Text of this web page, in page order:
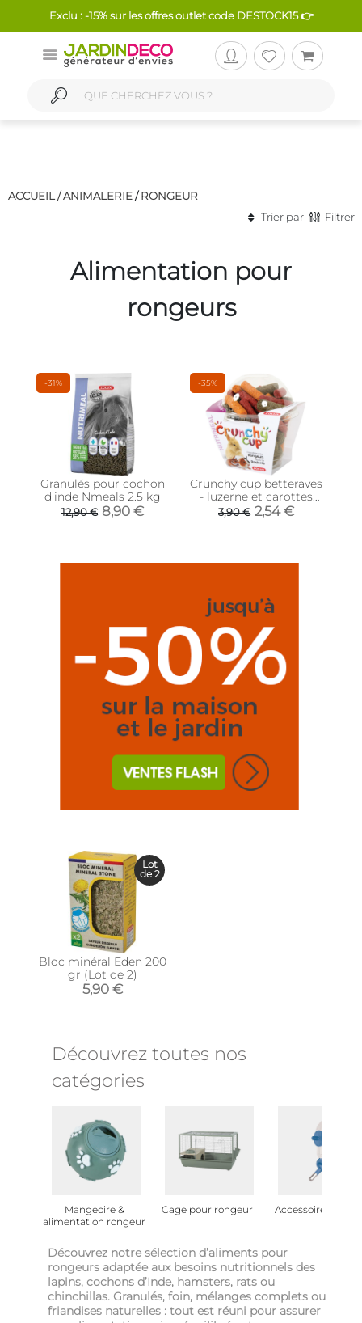
Exclu : -15% sur les offres outlet code DESTOCK15 👉
ACCUEIL /ANIMALERIE/RONGEUR
Trier par
Filtrer
Alimentation pour
rongeurs
-31%
Granulés pour cochon
d'inde Nmeals 2.5 kg
12,90 € 8,90 €
-35%
Crunchy cup betteraves
- luzerne et carottes
180gr
3,90 € 2,54 €
Bloc minéral Eden 200
gr (Lot de 2)
5,90 €
Lot
de 2
Découvrez toutes nos
catégories
Mangeoire &
alimentation rongeur
Cage pour rongeur Accessoire
Découvrez notre sélection d’aliments pour
rongeurs adaptée aux besoins nutritionnels des
lapins, cochons d’Inde, hamsters, rats ou
chinchillas. Granulés, foin, mélanges complets ou
friandises naturelles : tout est réuni pour assurer